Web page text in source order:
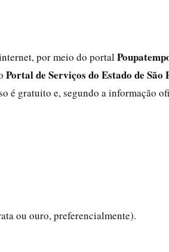
por meio do portal
Portal de Serviços do Estado de São
é gratuito e, segundo a informação
ou ouro, preferencialmente).